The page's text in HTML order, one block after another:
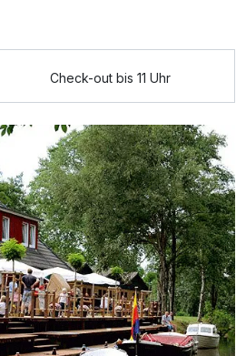
p.P. ab63,00 €
Check-out bis 11 Uhr